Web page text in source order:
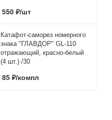
550 ₽/шт
Катафот-саморез номерного
знака "ГЛАВДОР" GL-110
отражающий, красно-белый
(4 шт.) /30
85 ₽/компл